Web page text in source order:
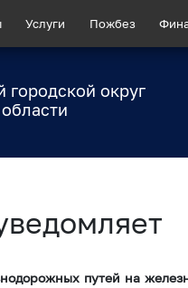
Услуги Пожбез
городской округ
путей на